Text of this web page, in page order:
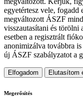
egyetértesz vele, fogadd
megváltozott ÁSZF
visszautasítani és törölni
esetben a regisztrált
anonimizálva továbbra
új ÁSZF szabályzatot a
Elfogadom Elutasítom
Megerősítés